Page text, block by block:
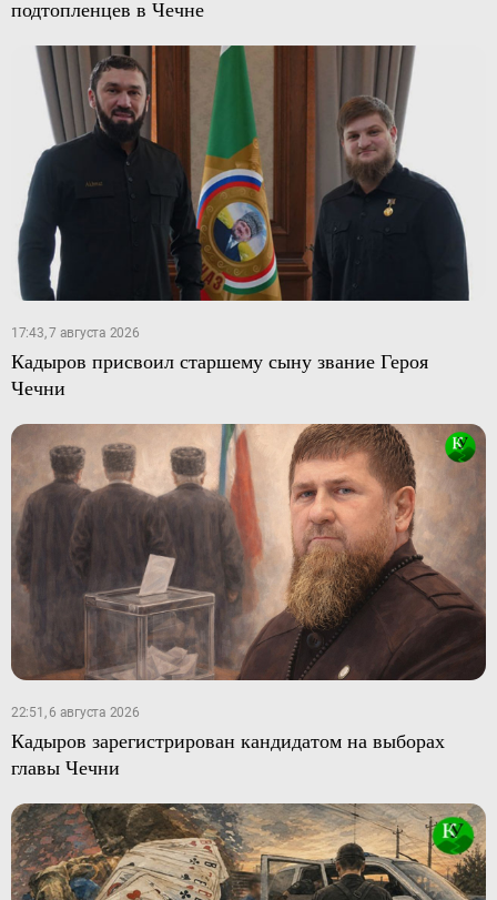
подтопленцев в Чечне
17:43, 7 августа 2026
Кадыров присвоил старшему сыну звание Героя
Чечни
22:51, 6 августа 2026
Кадыров зарегистрирован кандидатом на выборах
главы Чечни